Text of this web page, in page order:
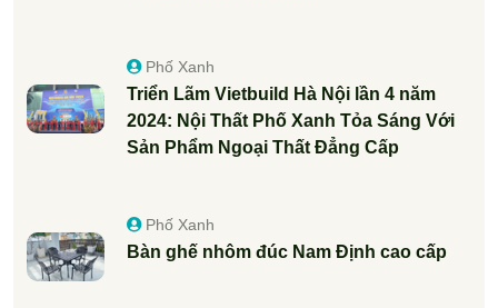
Phố Xanh
Triển Lãm Vietbuild Hà Nội lần 4 năm
2024: Nội Thất Phố Xanh Tỏa Sáng Với
Sản Phẩm Ngoại Thất Đẳng Cấp
Phố Xanh
Bàn ghế nhôm đúc Nam Định cao cấp